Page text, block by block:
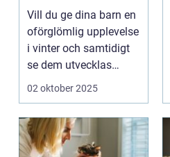
för små blivande
skidåkare
Vill du ge dina barn en
oförglömlig upplevelse
i vinter och samtidigt
se dem utvecklas
p&a...
02 oktober 2025